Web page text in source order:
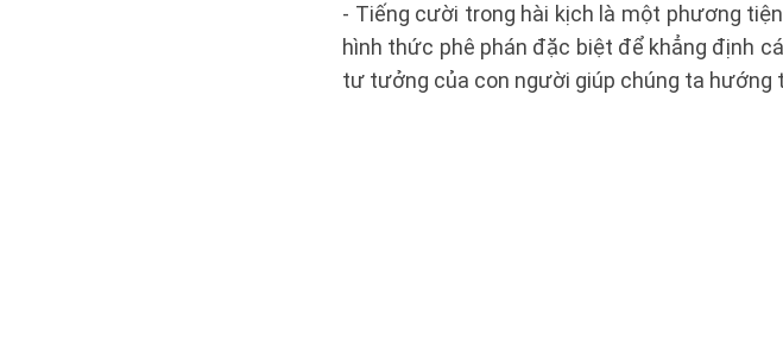
- Tiếng cười trong hài kịch là một phương
hình thức phê phán đặc biệt để khẳng định
tư tưởng của con người giúp chúng ta